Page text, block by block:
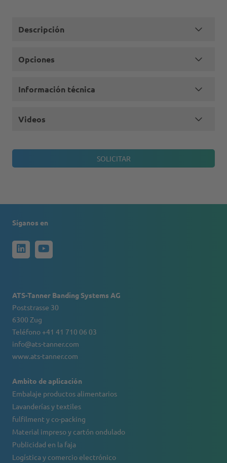
Descripción
Opciones
Información técnica
Videos
Síganos en
ATS-Tanner Banding Systems AG
Poststrasse 30
6300 Zug
Teléfono +41 41 710 06 03
info@ats-tanner.com
www.ats-tanner.com
Ambito de aplicación
Embalaje productos alimentarios
Lavanderías y textiles
fulfilment y co-packing
Material impreso y cartón ondulado
Publicidad en la faja
Logística y comercio electrónico